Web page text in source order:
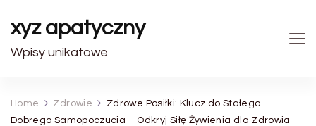
xyz apatyczny
Wpisy unikatowe
Home Zdrowie
Zdrowe Posiłki: Klucz do Stałego
Dobrego Samopoczucia – Odkryj Siłę Żywienia dla Zdrowia